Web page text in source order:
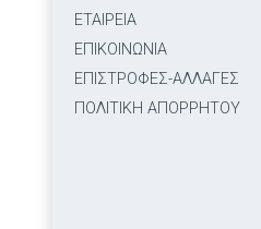
ΕΤΑΙΡΕΙΑ
ΕΠΙΚΟΙΝΩΝΙΑ
ΕΠΙΣΤΡΟΦΕΣ-ΑΛΛΑΓΕΣ
ΠΟΛΙΤΙΚΗ ΑΠΟΡΡΗΤΟΥ